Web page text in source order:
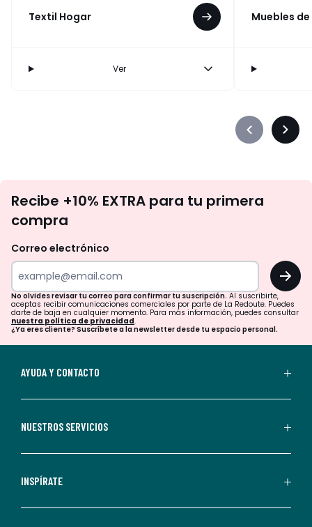
Textil Hogar
Ver
Muebles
Précédent
te
tu
para
confirmar
tu
suscripción.
aceptas
comerciales
personalizadas
parte
Recibe +10% EXTRA para tu primera
compra
Correo electrónico
OK
No olvides revisar tu correo para confirmar tu suscripción. Al suscribirte,
aceptas recibir comunicaciones comerciales por parte de La Redoute. Puedes
darte de baja en cualquier momento. Para más información, puedes consultar
nuestra política de privacidad.
¿Ya eres cliente? Suscríbete a la newsletter desde tu espacio personal.
AYUDA Y CONTACTO
NUESTROS SERVICIOS
INSPÍRATE